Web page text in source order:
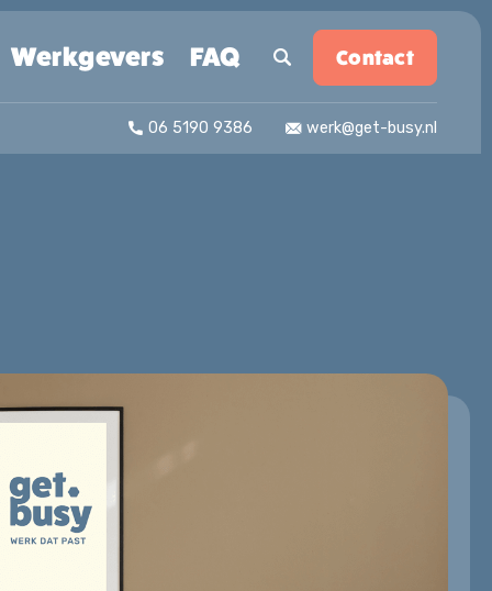
Werkgevers FAQ Contact
06 5190 9386 werk@get-busy.nl